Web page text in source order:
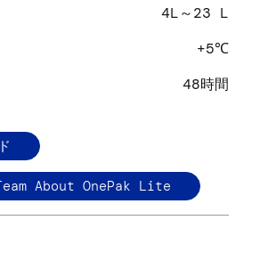
4L～23 L
+5℃
48時間
About OnePak Lite